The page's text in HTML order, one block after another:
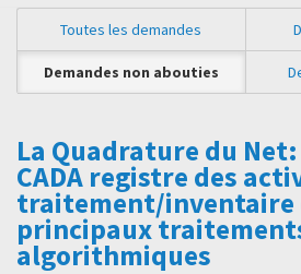
Toutes les demandes
Demandes non abouties
La Quadrature du
CADA registre des
traitement/inventaire
principaux
algorithmiques